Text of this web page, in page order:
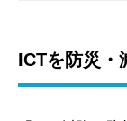
ICTを防災・